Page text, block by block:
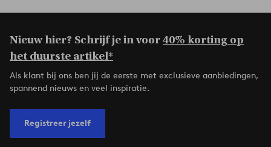
Nieuw hier? Schrijf je in voor40% korting op
het duurste artikel*
Als klant bij ons ben jij de eerste met exclusieve aanbiedingen,
spannend nieuws en veel inspiratie.
Registreer jezelf